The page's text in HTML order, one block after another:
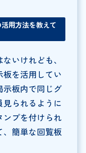
用方法を教えて
いけれども、
を活用してい
示板内で同じグ
られるように
プを付けられ
、簡単な回覧板